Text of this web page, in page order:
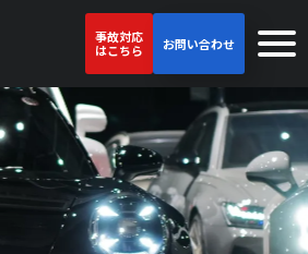
事故対応
はこちら
お問い合わせ